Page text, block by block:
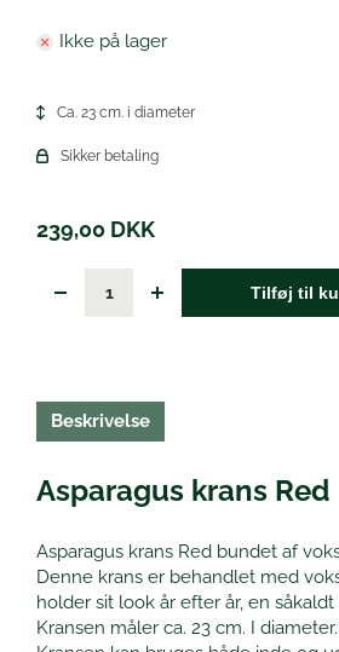
Ikke på lager
Ca. 23 cm. i diameter
Sikker betaling
239,00 DKK
Tilføj til
Beskrivelse
Asparagus krans Red
Asparagus krans Red bundet af
Denne krans er behandlet med
holder sit look år efter år, en såkaldt
Kransen måler ca. 23 cm. I diameter.